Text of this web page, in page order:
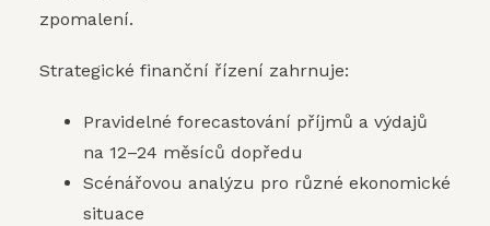
zpomalení.
Strategické finanční řízení zahrnuje:
Pravidelné forecastování příjmů a výdajů
na 12–24 měsíců dopředu
Scénářovou analýzu pro různé ekonomické
situace